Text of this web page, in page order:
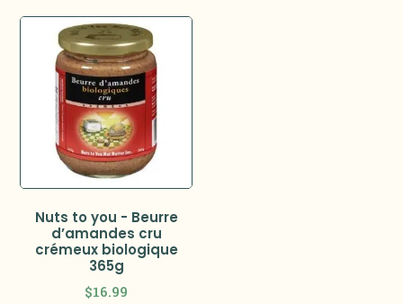
Nuts to you - Beurre
d’amandes cru
crémeux biologique
365g
$16.99